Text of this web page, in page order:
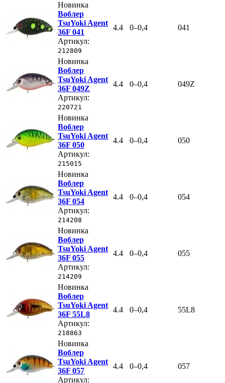
Новинка
Воблер
TsuYoki Agent
36F 041
Артикул:
212809
4.4 0–0,4 041
Новинка
Воблер
TsuYoki Agent
36F 049Z
Артикул:
220721
4.4 0–0,4 049Z
Новинка
Воблер
TsuYoki Agent
36F 050
Артикул:
215015
4.4 0–0,4 050
Новинка
Воблер
TsuYoki Agent
36F 054
Артикул:
214208
4.4 0–0,4 054
Новинка
Воблер
TsuYoki Agent
36F 055
Артикул:
214209
4.4 0–0,4 055
Новинка
Воблер
TsuYoki Agent
36F 55L8
Артикул:
218863
4.4 0–0,4 55L8
Новинка
Воблер
TsuYoki Agent
36F 057
Артикул:
4.4 0–0,4 057